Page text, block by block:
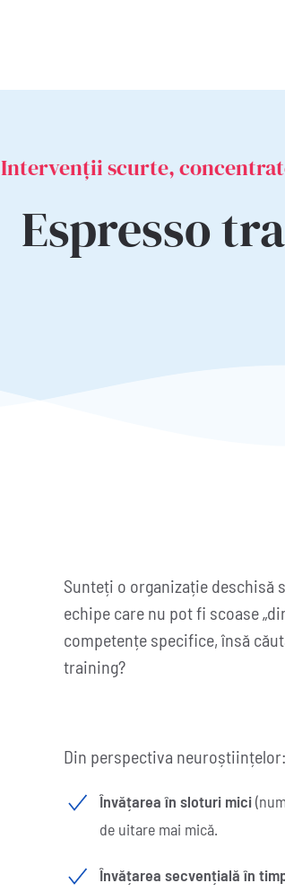
Intervenții scurte,
Espresso
Sunteți o organizație deschisă
echipe care nu pot fi scoase
competențe specifice, însă
training?
Din perspectiva neuroștiințelor:
Învățarea în sloturi mici
de uitare mai mică.
Învățarea secvențială în